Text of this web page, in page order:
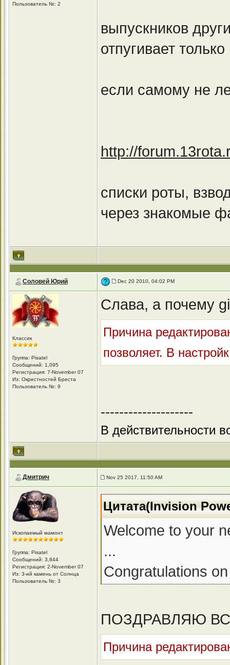
Пользователь №: 2
выпускников
отпугивает
если самому не
http://
списки роты,
через знакомые
Соловей Юрий Dec 20 2010, 04:02 PM
Классик
Группа: Pisatel
Сообщений: 1,095
Регистрация: 7-November 07
Из: Окрестностей Бреста
Пользователь №: 9
Слава, а почему
Причина
позволяет. В
--------------------
В действительности
Дмитрич Nov 25 2017, 11:50 AM
Ископаемый мамонт
Группа: Pisatel
Сообщений: 3,844
Регистрация: 2-November 07
Из: 3-ий камень от Солнца
Пользователь №: 3
Цитата(Invision
Welcome to your
...
Congratulations
ПОЗДРАВЛЯЮ
Причина